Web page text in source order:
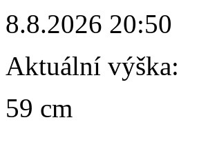
8.8.2026 20:50
Aktuální výška:
59 cm